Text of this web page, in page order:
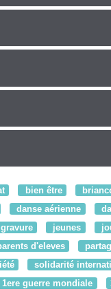
bien être
danse aérienne
gravure jeunes
d'eleves
solidarité
1ere guerre mondiale